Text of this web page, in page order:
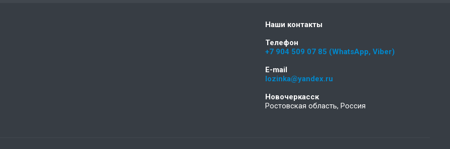
Наши контакты
Телефон
+7 904 509 07 85 (WhatsApp, Viber)
E-mail
lozinka@yandex.ru
Новочеркасск
Ростовская область, Россия